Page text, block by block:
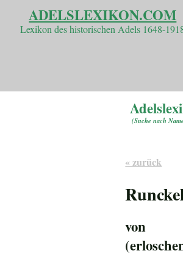
ADELSLEXIKON.COM
Lexikon des historischen Adels 1648-
(Suche nach
« zurück
von